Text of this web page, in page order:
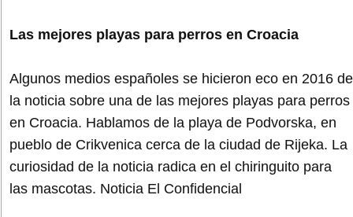
Las mejores playas para perros en Croacia
Algunos medios españoles se hicieron eco en 2016 de
la noticia sobre una de las mejores playas para perros
en Croacia. Hablamos de la playa de Podvorska, en
pueblo de Crikvenica cerca de la ciudad de Rijeka. La
curiosidad de la noticia radica en el chiringuito para
las mascotas. Noticia El Confidencial